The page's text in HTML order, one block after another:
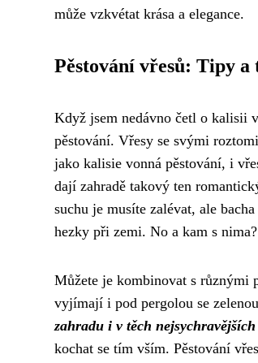
může vzkvétat krása a elegance.
Pěstování vřesů: Tipy
Když jsem nedávno četl o kalisii
pěstování. Vřesy se svými
jako kalisie vonná pěstování, i
dají zahradě takový ten
suchu je musíte zalévat, ale
hezky při zemi. No a kam s
Můžete je kombinovat s různými
vyjímají i pod pergolou se
zahradu i v těch nejsychravějších
kochat se tím vším. Pěstování